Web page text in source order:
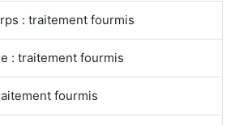
: traitement fourmis
: traitement fourmis
fourmis